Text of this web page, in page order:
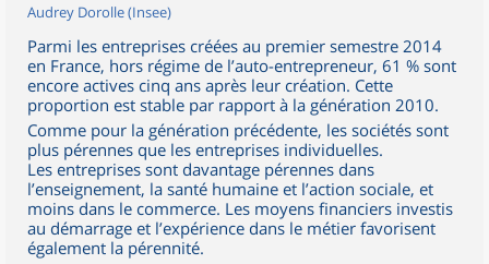
Audrey Dorolle (Insee)
Parmi les entreprises créées au premier semestre 2014
en France, hors régime de l’auto-entrepreneur, 61 % sont
encore actives cinq ans après leur création. Cette
proportion est stable par rapport à la génération 2010.
Comme pour la génération précédente, les sociétés sont
plus pérennes que les entreprises individuelles.
Les entreprises sont davantage pérennes dans
l’enseignement, la santé humaine et l’action sociale, et
moins dans le commerce. Les moyens financiers investis
au démarrage et l’expérience dans le métier favorisent
également la pérennité.